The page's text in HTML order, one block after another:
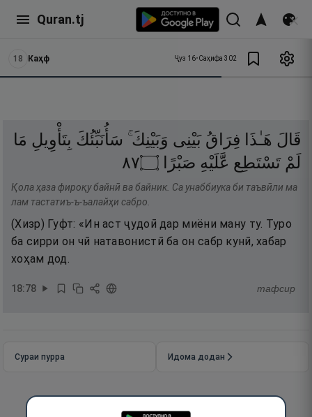
Quran.tj
18 Каҳф Ҷуз 16•Саҳифа 302
قَالَ هَـٰذَا فِرَاقُ بَيْنِى وَبَيْنِكَ ۚ سَأُنَبِّئُكَ بِتَأْوِيلِ مَا
لَمْ تَسْتَطِع عَّلَيْهِ صَبْرًا ۝٧٨
Қола ҳаза фироқу байнӣ ва байник. Са унаббиука би таъвӣли ма
лам тастатиъ-ъ-ъалайҳи сабро.
(Хизр) Гуфт: «Ин аст ҷудоӣ дар миёни ману ту. Туро
ба сирри он чӣ натавонистӣ ба он сабр кунӣ, хабар
хоҳам дод.
18:78 тафсир
Сураи пурра Идома додан